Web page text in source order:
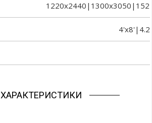
ХАРАКТЕРИСТИКИ